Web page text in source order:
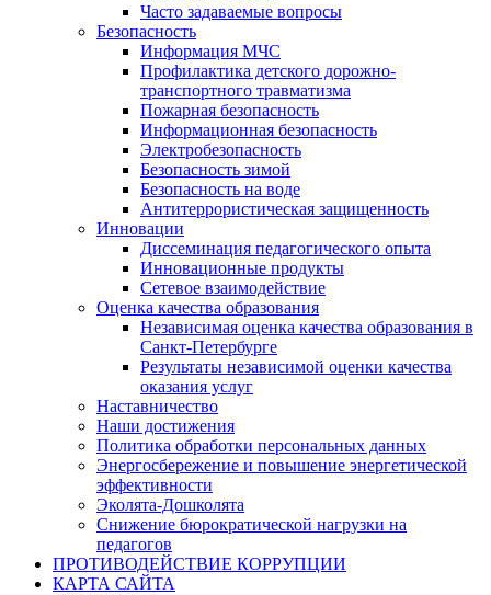
Часто задаваемые вопросы
Безопасность
Информация МЧС
Профилактика детского дорожно-
транспортного травматизма
Пожарная безопасность
Информационная безопасность
Электробезопасность
Безопасность зимой
Безопасность на воде
Антитеррористическая защищенность
Инновации
Диссеминация педагогического опыта
Инновационные продукты
Сетевое взаимодействие
Оценка качества образования
Независимая оценка качества образования в
Санкт-Петербурге
Результаты независимой оценки качества
оказания услуг
Наставничество
Наши достижения
Политика обработки персональных данных
Энергосбережение и повышение энергетической
эффективности
Эколята-Дошколята
Снижение бюрократической нагрузки на
педагогов
ПРОТИВОДЕЙСТВИЕ КОРРУПЦИИ
КАРТА САЙТА